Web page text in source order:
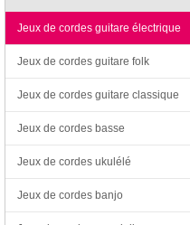
Jeux de cordes guitare électrique
Jeux de cordes guitare folk
Jeux de cordes guitare classique
Jeux de cordes basse
Jeux de cordes ukulélé
Jeux de cordes banjo